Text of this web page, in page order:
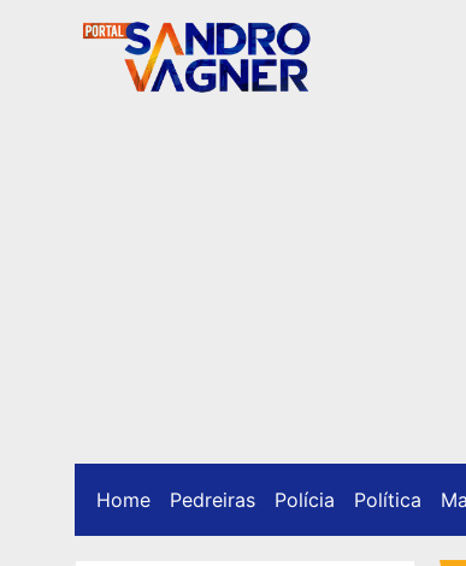
Home Pedreiras Polícia Política